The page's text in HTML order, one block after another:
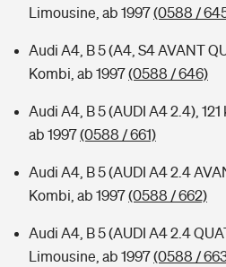
Limousine, ab 1997(0588 /
Audi A4, B 5 (A4, S4 AVANT
Kombi, ab 1997(0588 / 646)
Audi A4, B 5 (AUDI A4 2.4),
ab 1997(0588 / 661)
Audi A4, B 5 (AUDI A4 2.4
Kombi, ab 1997(0588 / 662)
Audi A4, B 5 (AUDI A4 2.4
Limousine, ab 1997(0588 /